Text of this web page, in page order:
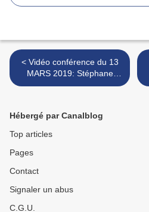
< Vidéo conférence du 13
MARS 2019: Stéphane
HOURDEZ "sources
Hébergé par Canalblog
Top articles
Pages
Contact
Signaler un abus
C.G.U.